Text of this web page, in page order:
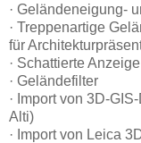
· Geländeneigung-
· Treppenartige
für
· Schattierte
· Geländefilter
· Import von 3D-
Alti)
· Import von Leica